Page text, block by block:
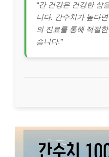
“간 건강은 건강한 삶
니다. 간수치가 높다
의 진료를 통해 적절
습니다.”